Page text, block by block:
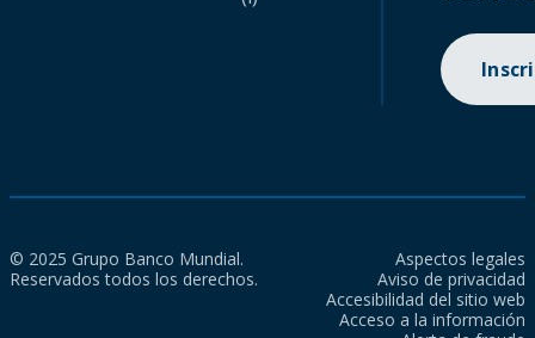
© 2025 Grupo Banco Mundial.
Reservados todos los derechos.
Aspectos legales
Aviso de privacidad
Accesibilidad del sitio web
Acceso a la información